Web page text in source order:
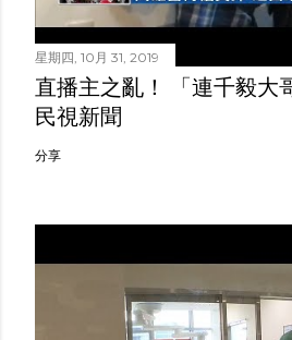
星期四, 10月 31, 2019
直播主之亂！ 「連千毅大
民視新聞
分享